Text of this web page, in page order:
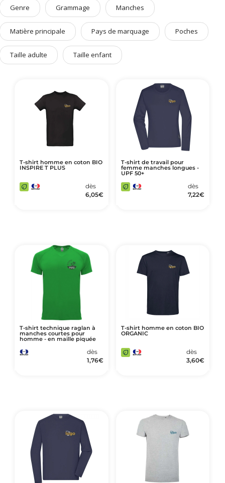
Art de Vivre à la Française
Plantes et Graines
Bien être & Sécurité
Sports, loisirs & jouets
PLV & Mobiliers Pub
Packaging sur-mesure
Temps Forts de l'Année
Evénement Entreprise
Genre Grammage Manches
Matière principale Pays de marquage Poches
Taille adulte Taille enfant
T-shirt homme en coton BIO
INSPIRE T PLUS
dès
6,05€
T-shirt de travail pour
femme manches longues -
UPF 50+
dès
7,22€
T-shirt technique raglan à
manches courtes pour
homme - en maille piquée
dès
1,76€
T-shirt homme en coton BIO
ORGANIC
dès
3,60€